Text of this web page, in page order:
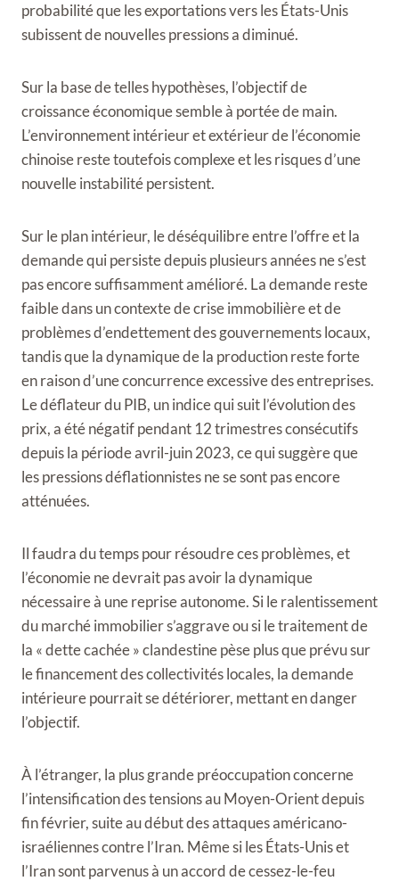
probabilité que les exportations vers les États-Unis
subissent de nouvelles pressions a diminué.
Sur la base de telles hypothèses, l’objectif de
croissance économique semble à portée de main.
L’environnement intérieur et extérieur de l’économie
chinoise reste toutefois complexe et les risques d’une
nouvelle instabilité persistent.
Sur le plan intérieur, le déséquilibre entre l’offre et la
demande qui persiste depuis plusieurs années ne s’est
pas encore suffisamment amélioré. La demande reste
faible dans un contexte de crise immobilière et de
problèmes d’endettement des gouvernements locaux,
tandis que la dynamique de la production reste forte
en raison d’une concurrence excessive des entreprises.
Le déflateur du PIB, un indice qui suit l’évolution des
prix, a été négatif pendant 12 trimestres consécutifs
depuis la période avril-juin 2023, ce qui suggère que
les pressions déflationnistes ne se sont pas encore
atténuées.
Il faudra du temps pour résoudre ces problèmes, et
l’économie ne devrait pas avoir la dynamique
nécessaire à une reprise autonome. Si le ralentissement
du marché immobilier s’aggrave ou si le traitement de
la « dette cachée » clandestine pèse plus que prévu sur
le financement des collectivités locales, la demande
intérieure pourrait se détériorer, mettant en danger
l’objectif.
À l’étranger, la plus grande préoccupation concerne
l’intensification des tensions au Moyen-Orient depuis
fin février, suite au début des attaques américano-
israéliennes contre l’Iran. Même si les États-Unis et
l’Iran sont parvenus à un accord de cessez-le-feu